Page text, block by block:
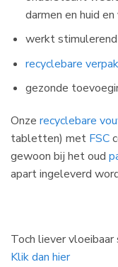
darmen en huid
werkt
recyclebare
gezonde
Onze recyclebare
tabletten) met FSC
gewoon bij het oud
apart ingeleverd
Toch liever
Klik dan hier